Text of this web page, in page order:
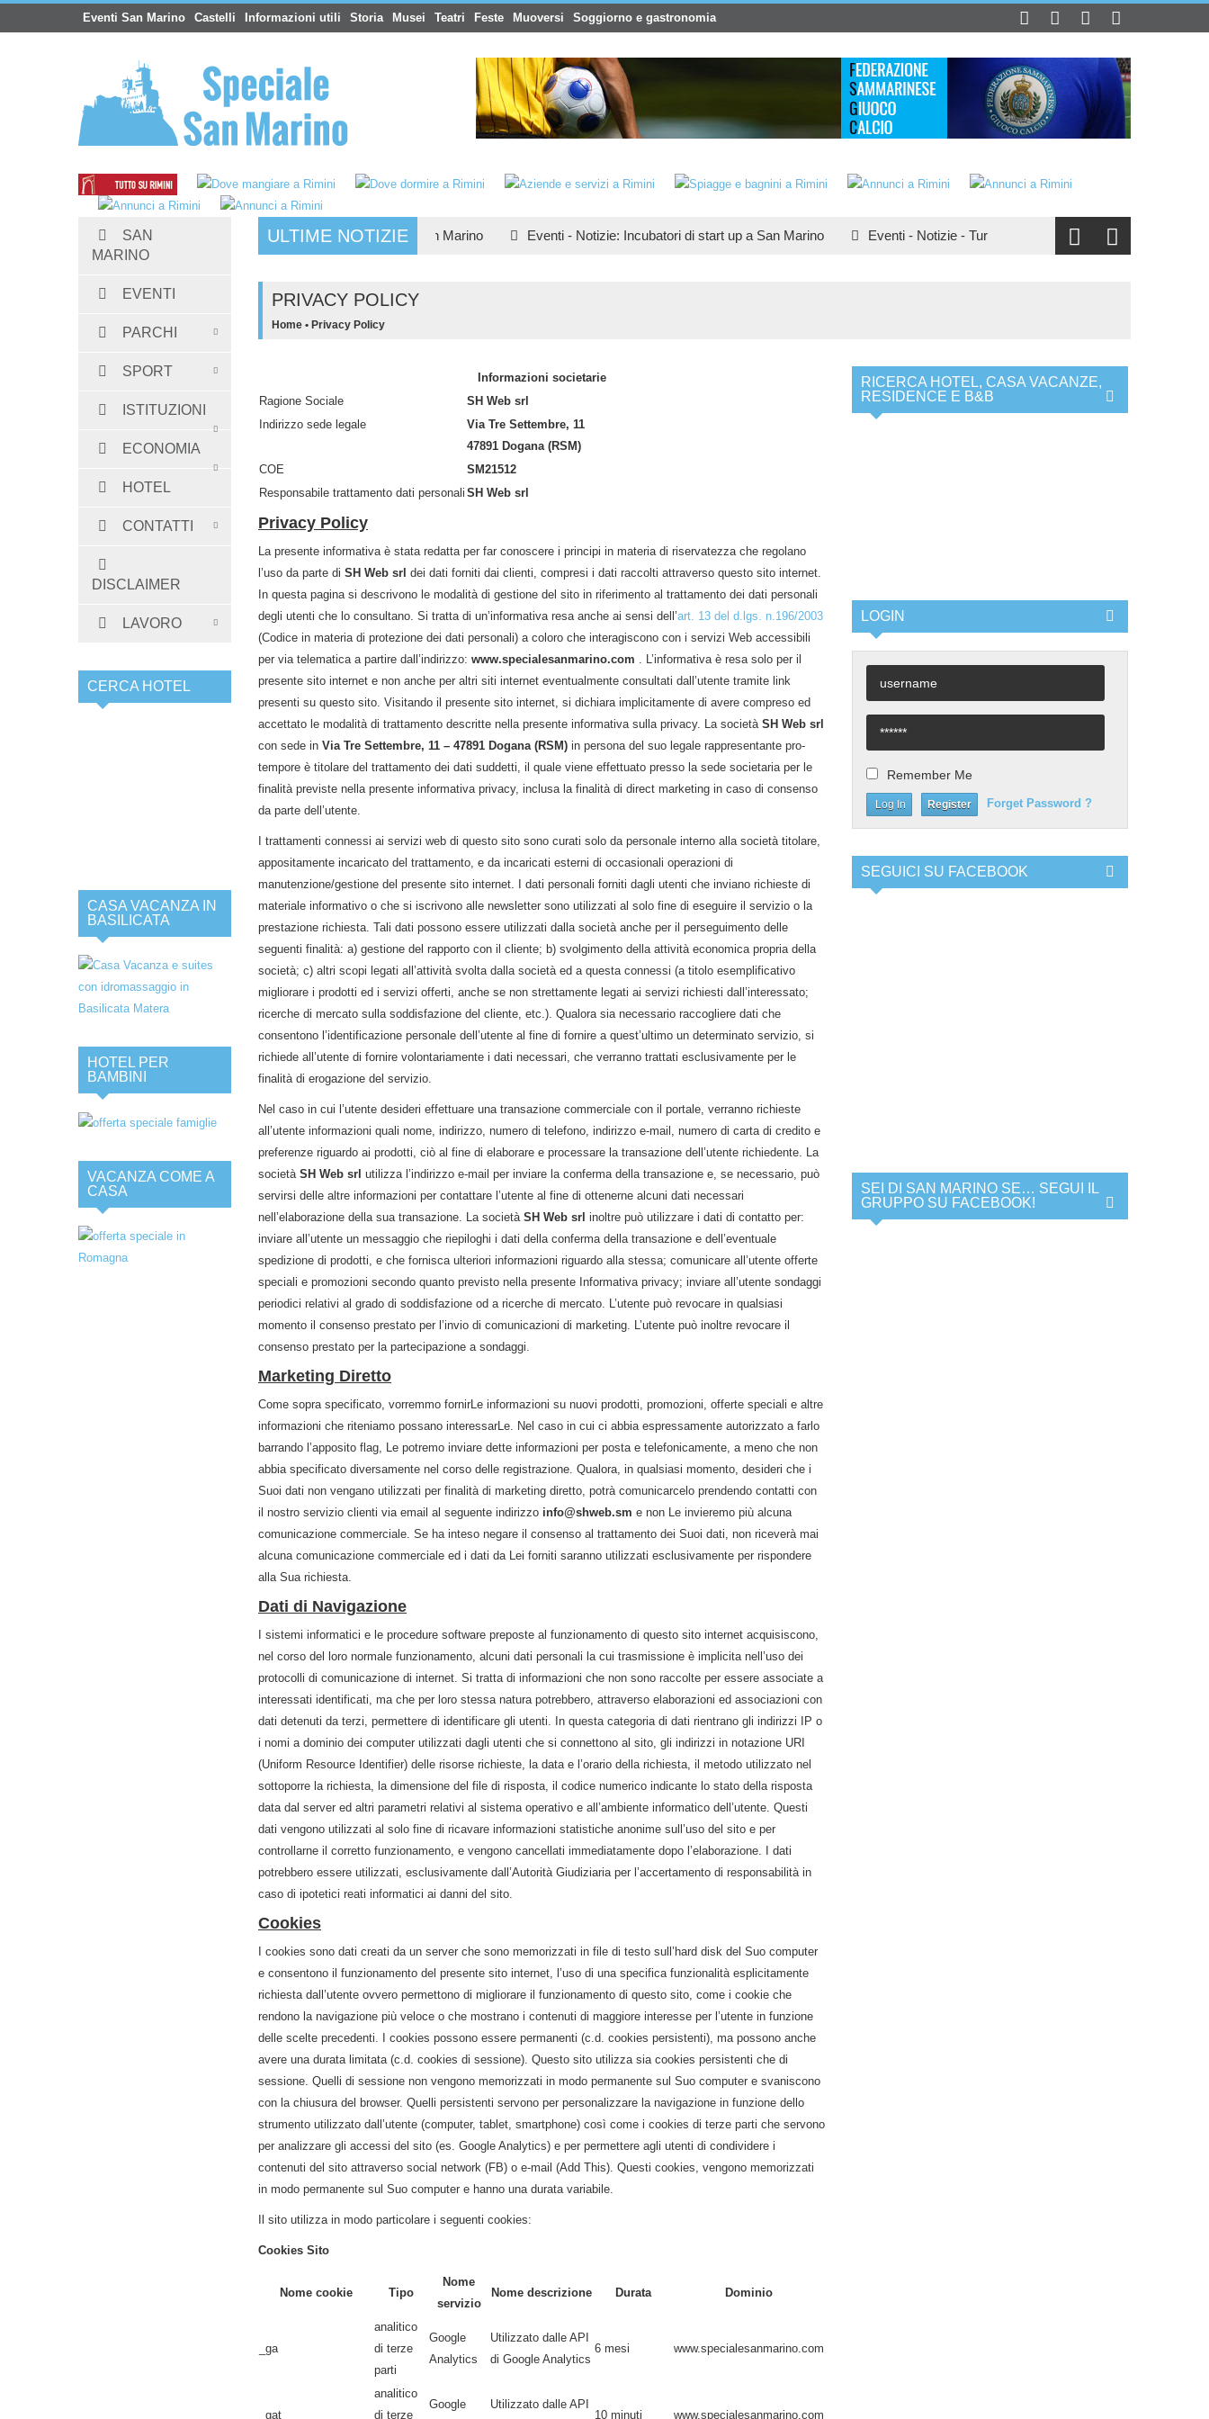
Eventi San Marino Castelli Informazioni utili Storia Musei Teatri Feste Muoversi Soggiorno e gastronomia
SAN
MARINO
EVENTI
PARCHI
SPORT
ISTITUZIONI
ECONOMIA
HOTEL
CONTATTI
DISCLAIMER
LAVORO
CERCA HOTEL
CASA VACANZA IN
BASILICATA
HOTEL PER
BAMBINI
VACANZA COME A
CASA
ULTIME NOTIZIE
Hotel San Marino Albergo Dogana 3 stelle San Marino Eventi -Notizie :Incubatori di start up a San Marino Eventi -Notizie -Turismo:San Marino e il turismo
PRIVACY POLICY
Home • Privacy Policy
Informazioni societarie
Ragione Sociale
SH Web srl
Indirizzo sede legale
Via Tre Settembre, 11
47891 Dogana (RSM)
COE
SM21512
Responsabile trattamento dati personali SH Web srl
Privacy Policy
La presente informativa è stata redatta per far conoscere i principi in materia di riservatezza che regolano
l’uso da parte di SH Web srl dei dati forniti dai clienti, compresi i dati raccolti attraverso questo sito internet.
In questa pagina si descrivono le modalità di gestione del sito in riferimento al trattamento dei dati personali
degli utenti che lo consultano. Si tratta di un’informativa resa anche ai sensi dell’art. 13 del d.lgs. n.196/2003
(Codice in materia di protezione dei dati personali) a coloro che interagiscono con i servizi Web accessibili
per via telematica a partire dall’indirizzo: www.specialesanmarino.com . L’informativa è resa solo per il
presente sito internet e non anche per altri siti internet eventualmente consultati dall’utente tramite link
presenti su questo sito. Visitando il presente sito internet, si dichiara implicitamente di avere compreso ed
accettato le modalità di trattamento descritte nella presente informativa sulla privacy. La società SH Web srl
con sede in Via Tre Settembre, 11 – 47891 Dogana (RSM) in persona del suo legale rappresentante pro-
tempore è titolare del trattamento dei dati suddetti, il quale viene effettuato presso la sede societaria per le
finalità previste nella presente informativa privacy, inclusa la finalità di direct marketing in caso di consenso
da parte dell’utente.
I trattamenti connessi ai servizi web di questo sito sono curati solo da personale interno alla società titolare,
appositamente incaricato del trattamento, e da incaricati esterni di occasionali operazioni di
manutenzione/gestione del presente sito internet. I dati personali forniti dagli utenti che inviano richieste di
materiale informativo o che si iscrivono alle newsletter sono utilizzati al solo fine di eseguire il servizio o la
prestazione richiesta. Tali dati possono essere utilizzati dalla società anche per il perseguimento delle
seguenti finalità: a) gestione del rapporto con il cliente; b) svolgimento della attività economica propria della
società; c) altri scopi legati all’attività svolta dalla società ed a questa connessi (a titolo esemplificativo
migliorare i prodotti ed i servizi offerti, anche se non strettamente legati ai servizi richiesti dall’interessato;
ricerche di mercato sulla soddisfazione del cliente, etc.). Qualora sia necessario raccogliere dati che
consentono l’identificazione personale dell’utente al fine di fornire a quest’ultimo un determinato servizio, si
richiede all’utente di fornire volontariamente i dati necessari, che verranno trattati esclusivamente per le
finalità di erogazione del servizio.
Nel caso in cui l’utente desideri effettuare una transazione commerciale con il portale, verranno richieste
all’utente informazioni quali nome, indirizzo, numero di telefono, indirizzo e-mail, numero di carta di credito e
preferenze riguardo ai prodotti, ciò al fine di elaborare e processare la transazione dell’utente richiedente. La
società SH Web srl utilizza l’indirizzo e-mail per inviare la conferma della transazione e, se necessario, può
servirsi delle altre informazioni per contattare l’utente al fine di ottenerne alcuni dati necessari
nell’elaborazione della sua transazione. La società SH Web srl inoltre può utilizzare i dati di contatto per:
inviare all’utente un messaggio che riepiloghi i dati della conferma della transazione e dell’eventuale
spedizione di prodotti, e che fornisca ulteriori informazioni riguardo alla stessa; comunicare all’utente offerte
speciali e promozioni secondo quanto previsto nella presente Informativa privacy; inviare all’utente sondaggi
periodici relativi al grado di soddisfazione od a ricerche di mercato. L’utente può revocare in qualsiasi
momento il consenso prestato per l’invio di comunicazioni di marketing. L’utente può inoltre revocare il
consenso prestato per la partecipazione a sondaggi.
Marketing Diretto
Come sopra specificato, vorremmo fornirLe informazioni su nuovi prodotti, promozioni, offerte speciali e altre
informazioni che riteniamo possano interessarLe. Nel caso in cui ci abbia espressamente autorizzato a farlo
barrando l’apposito flag, Le potremo inviare dette informazioni per posta e telefonicamente, a meno che non
abbia specificato diversamente nel corso delle registrazione. Qualora, in qualsiasi momento, desideri che i
Suoi dati non vengano utilizzati per finalità di marketing diretto, potrà comunicarcelo prendendo contatti con
il nostro servizio clienti via email al seguente indirizzo info@shweb.sm e non Le invieremo più alcuna
comunicazione commerciale. Se ha inteso negare il consenso al trattamento dei Suoi dati, non riceverà mai
alcuna comunicazione commerciale ed i dati da Lei forniti saranno utilizzati esclusivamente per rispondere
alla Sua richiesta.
Dati di Navigazione
I sistemi informatici e le procedure software preposte al funzionamento di questo sito internet acquisiscono,
nel corso del loro normale funzionamento, alcuni dati personali la cui trasmissione è implicita nell’uso dei
protocolli di comunicazione di internet. Si tratta di informazioni che non sono raccolte per essere associate a
interessati identificati, ma che per loro stessa natura potrebbero, attraverso elaborazioni ed associazioni con
dati detenuti da terzi, permettere di identificare gli utenti. In questa categoria di dati rientrano gli indirizzi IP o
i nomi a dominio dei computer utilizzati dagli utenti che si connettono al sito, gli indirizzi in notazione URI
(Uniform Resource Identifier) delle risorse richieste, la data e l’orario della richiesta, il metodo utilizzato nel
sottoporre la richiesta, la dimensione del file di risposta, il codice numerico indicante lo stato della risposta
data dal server ed altri parametri relativi al sistema operativo e all’ambiente informatico dell’utente. Questi
dati vengono utilizzati al solo fine di ricavare informazioni statistiche anonime sull’uso del sito e per
controllarne il corretto funzionamento, e vengono cancellati immediatamente dopo l’elaborazione. I dati
potrebbero essere utilizzati, esclusivamente dall’Autorità Giudiziaria per l’accertamento di responsabilità in
caso di ipotetici reati informatici ai danni del sito.
Cookies
I cookies sono dati creati da un server che sono memorizzati in file di testo sull’hard disk del Suo computer
e consentono il funzionamento del presente sito internet, l’uso di una specifica funzionalità esplicitamente
richiesta dall’utente ovvero permettono di migliorare il funzionamento di questo sito, come i cookie che
rendono la navigazione più veloce o che mostrano i contenuti di maggiore interesse per l’utente in funzione
delle scelte precedenti. I cookies possono essere permanenti (c.d. cookies persistenti), ma possono anche
avere una durata limitata (c.d. cookies di sessione). Questo sito utilizza sia cookies persistenti che di
sessione. Quelli di sessione non vengono memorizzati in modo permanente sul Suo computer e svaniscono
con la chiusura del browser. Quelli persistenti servono per personalizzare la navigazione in funzione dello
strumento utilizzato dall’utente (computer, tablet, smartphone) così come i cookies di terze parti che servono
per analizzare gli accessi del sito (es. Google Analytics) e per permettere agli utenti di condividere i
contenuti del sito attraverso social network (FB) o e-mail (Add This). Questi cookies, vengono memorizzati
in modo permanente sul Suo computer e hanno una durata variabile.
Il sito utilizza in modo particolare i seguenti cookies:
Cookies Sito
Nome cookie Tipo
Nome
servizio
Nome descrizione Durata Dominio
_ga
analitico
di terze
parti
Google
Analytics
Utilizzato dalle API
di Google Analytics
6 mesi www.specialesanmarino.com
_gat
analitico
di terze
Google
Utilizzato dalle API
10 minuti www.specialesanmarino.com
RICERCA HOTEL, CASA VACANZE,
RESIDENCE E B&B
LOGIN
Remember Me
Forget Password ?
Register
SEGUICI SU FACEBOOK
SEI DI SAN MARINO SE… SEGUI IL
GRUPPO SU FACEBOOK!